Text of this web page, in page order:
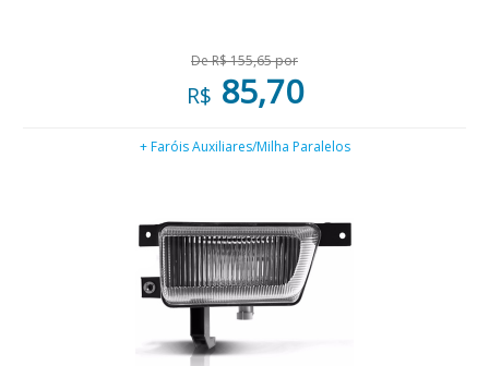
De R$ 155,65 por
R$ 85,70
+ Faróis Auxiliares/Milha Paralelos